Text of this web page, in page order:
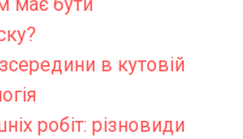
має бути
в кутовій
робіт: різновиди